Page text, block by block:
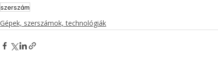
szerszám
Gépek, szerszámok, technológiák